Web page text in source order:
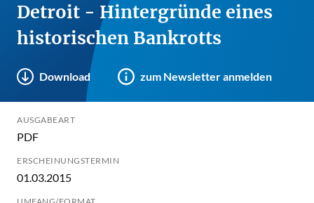
Detroit - Hintergründe eines
historischen Bankrotts
Download zum Newsletter anmelden
AUSGABEART
PDF
ERSCHEINUNGSTERMIN
01.03.2015